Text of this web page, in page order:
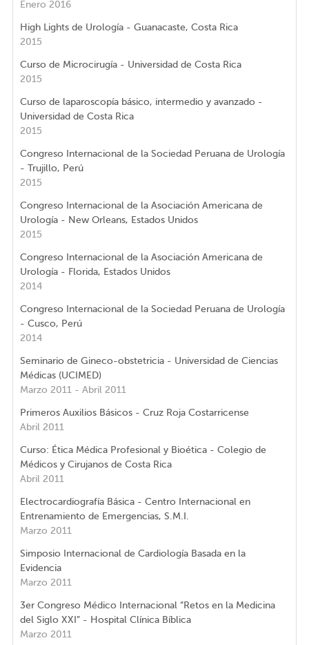
Enero 2016
High Lights de Urología - Guanacaste, Costa Rica
2015
Curso de Microcirugía - Universidad de Costa Rica
2015
Curso de laparoscopía básico, intermedio y avanzado -
Universidad de Costa Rica
2015
Congreso Internacional de la Sociedad Peruana de Urología
- Trujillo, Perú
2015
Congreso Internacional de la Asociación Americana de
Urología - New Orleans, Estados Unidos
2015
Congreso Internacional de la Asociación Americana de
Urología - Florida, Estados Unidos
2014
Congreso Internacional de la Sociedad Peruana de Urología
- Cusco, Perú
2014
Seminario de Gineco-obstetricia - Universidad de Ciencias
Médicas (UCIMED)
Marzo 2011 - Abril 2011
Primeros Auxilios Básicos - Cruz Roja Costarricense
Abril 2011
Curso: Ética Médica Profesional y Bioética - Colegio de
Médicos y Cirujanos de Costa Rica
Abril 2011
Electrocardiografía Básica - Centro Internacional en
Entrenamiento de Emergencias, S.M.I.
Marzo 2011
Simposio Internacional de Cardiología Basada en la
Evidencia
Marzo 2011
3er Congreso Médico Internacional “Retos en la Medicina
del Siglo XXI” - Hospital Clínica Bíblica
Marzo 2011